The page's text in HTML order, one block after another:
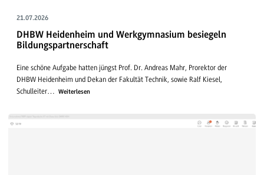
21.07.2026
DHBW Heidenheim und Werkgymnasium besiegeln
Bildungspartnerschaft
Eine schöne Aufgabe hatten jüngst Prof. Dr. Andreas Mahr, Prorektor der
DHBW Heidenheim und Dekan der Fakultät Technik, sowie Ralf Kiesel,
Schulleiter…
Weiterlesen